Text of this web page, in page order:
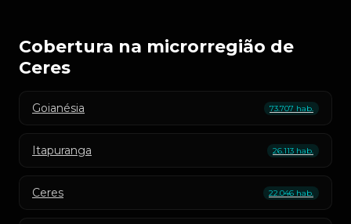
Cobertura na microrregião de
Ceres
Goianésia 73.707 hab.
Itapuranga 26.113 hab.
Ceres 22.046 hab.